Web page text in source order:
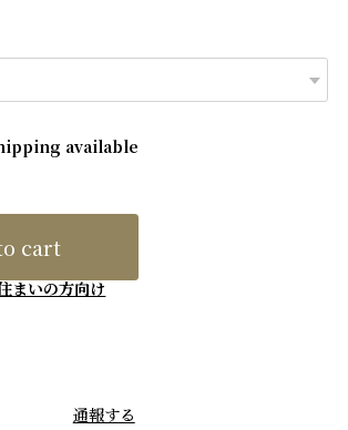
available
cart
まいの方向け
通報する